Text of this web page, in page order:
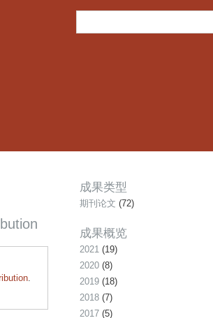
成果类型
期刊论文 (72)
成果概览
2021 (19)
2020 (8)
2019 (18)
2018 (7)
2017 (5)